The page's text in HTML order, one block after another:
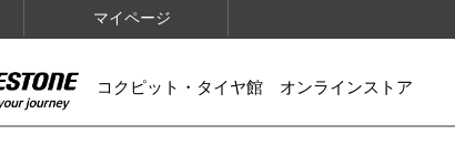
マイページ
コクピット・タイヤ館 オンラインストア